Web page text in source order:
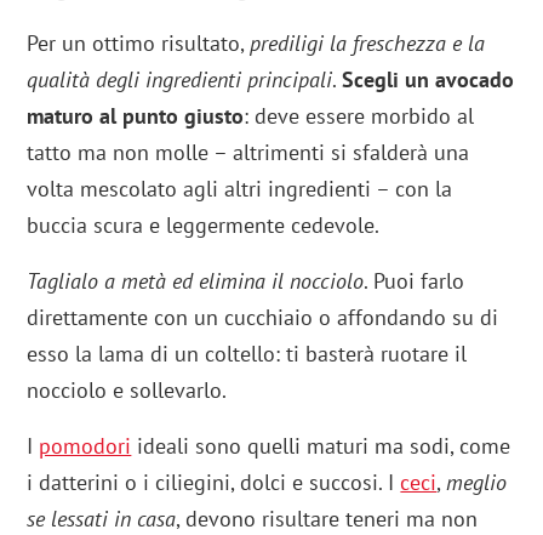
Per un ottimo risultato,prediligi la freschezza e la
qualità degli ingredienti principali.Scegli un avocado
maturo al punto giusto: deve essere morbido al
tatto ma non molle – altrimenti si sfalderà una
volta mescolato agli altri ingredienti – con la
buccia scura e leggermente cedevole.
Taglialo a metà ed elimina il nocciolo. Puoi farlo
direttamente con un cucchiaio o affondando su di
esso la lama di un coltello: ti basterà ruotare il
nocciolo e sollevarlo.
I pomodori ideali sono quelli maturi ma sodi, come
i datterini o i ciliegini, dolci e succosi. Iceci,meglio
se lessati in casa, devono risultare teneri ma non